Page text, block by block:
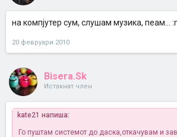
на компјутер сум, слушам музика, пеам...
20 февруари 2010
Bisera.Sk
Истакнат член
kate21 напиша:
Го пуштам системот до даска,откачувам и